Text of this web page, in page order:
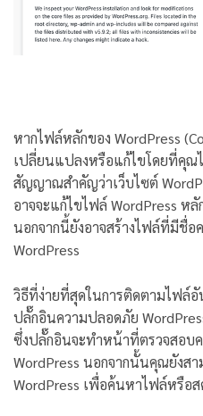
หากไฟล์หลักของ WordPress
เปลี่ยนแปลงหรือแก้ไขโดยที่คุณ
สัญญาณสำคัญว่าเว็บไซต์
อาจจะแก้ไขไฟล์ WordPress หลั
นอกจากนี้ยังอาจสร้างไฟล์ที่มีชื่
WordPress
วิธีที่ง่ายที่สุดในการติดตามไฟล์
ปลั๊กอินความปลอดภัย
ซึ่งปลั๊กอินจะทำหน้าที่ตรวจสอบ
WordPress นอกจากนั้นคุณยังส
WordPress เพื่อค้นหาไฟล์หรือ